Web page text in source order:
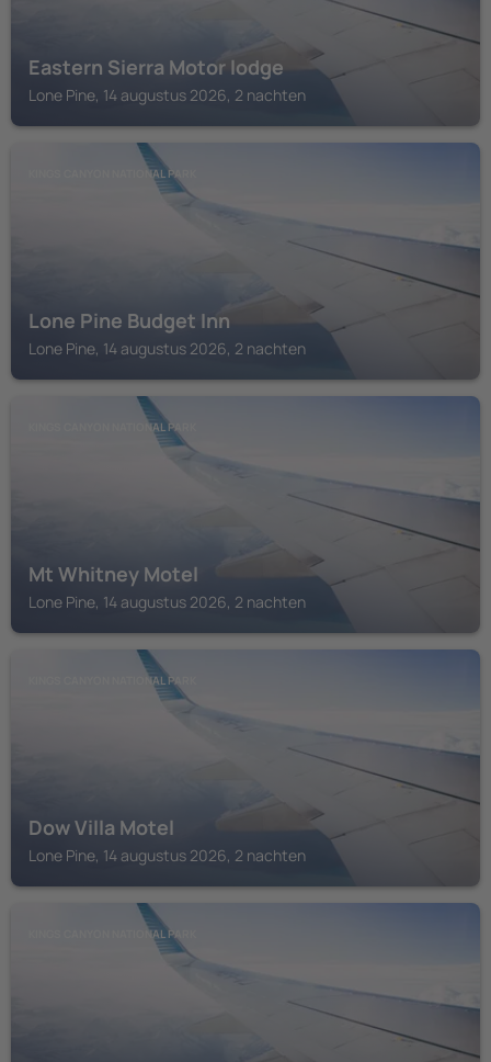
Eastern Sierra Motor lodge
Lone Pine, 14 augustus 2026, 2 nachten
KINGS CANYON NATIONAL PARK
Lone Pine Budget Inn
Lone Pine, 14 augustus 2026, 2 nachten
KINGS CANYON NATIONAL PARK
Mt Whitney Motel
Lone Pine, 14 augustus 2026, 2 nachten
KINGS CANYON NATIONAL PARK
Dow Villa Motel
Lone Pine, 14 augustus 2026, 2 nachten
KINGS CANYON NATIONAL PARK